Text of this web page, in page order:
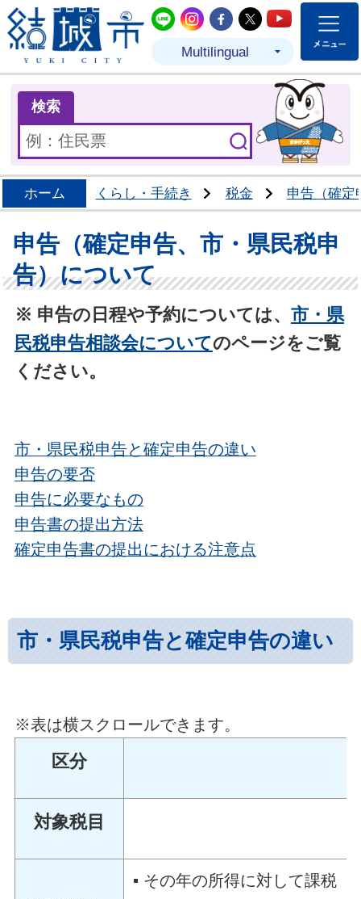
結城市公式LINE
結城市公式Instagram
結城市公式
結城市公式
結城市
Multilingual
検索
ホーム くらし・手続き 税金 申告（確定
申告（確定申告、市・県民税申
告）について
※ 申告の日程や予約については、 市・県
民税申告相談会についてのページをご覧
ください。
市・県民税申告と確定申告の違い
申告の要否
申告に必要なもの
申告書の提出方法
確定申告書の提出における注意点
市・県民税申告と確定申告の違い
※表は横スクロールできます。
区分
対象税目
▪ その年の所得に対して課税